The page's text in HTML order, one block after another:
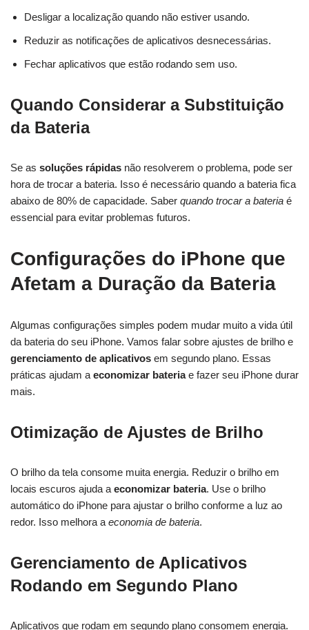
Desligar a localização quando não estiver usando.
Reduzir as notificações de aplicativos desnecessárias.
Fechar aplicativos que estão rodando sem uso.
Quando Considerar a Substituição
da Bateria
Se as soluções rápidas não resolverem o problema, pode ser
hora de trocar a bateria. Isso é necessário quando a bateria fica
abaixo de 80% de capacidade. Saber quando trocar a bateria é
essencial para evitar problemas futuros.
Configurações do iPhone que
Afetam a Duração da Bateria
Algumas configurações simples podem mudar muito a vida útil
da bateria do seu iPhone. Vamos falar sobre ajustes de brilho e
gerenciamento de aplicativos em segundo plano. Essas
práticas ajudam a economizar bateriae fazer seu iPhone durar
mais.
Otimização de Ajustes de Brilho
O brilho da tela consome muita energia. Reduzir o brilho em
locais escuros ajuda a economizar bateria. Use o brilho
automático do iPhone para ajustar o brilho conforme a luz ao
redor. Isso melhora a economia de bateria.
Gerenciamento de Aplicativos
Rodando em Segundo Plano
Aplicativos que rodam em segundo plano consomem energia.